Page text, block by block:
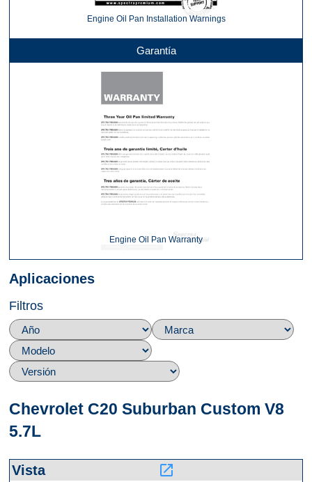
Engine Oil Pan Installation Warnings
Garantía
Engine Oil Pan Warranty
Aplicaciones
Filtros
Chevrolet C20 Suburban Custom V8
5.7L
launch